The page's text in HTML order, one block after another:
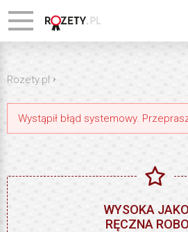
Rozety.pl ›
Wystąpił błąd systemowy.
WYSOKA
RĘCZNA